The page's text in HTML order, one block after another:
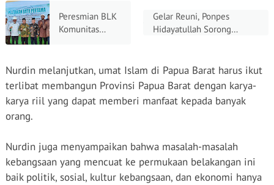
Dorong Standar
Kompetensi
Relawan
Gubernur Papua
Barat Tekankan
Peran Strategis
Bangsa
Peresmian BLK
Komunitas
Sorong
Gelar Reuni, Ponpes
Hidayatullah Sorong
Nurdin melanjutkan, umat Islam di Papua Barat harus ikut
terlibat membangun Provinsi Papua Barat dengan karya-
karya riil yang dapat memberi manfaat kepada banyak
orang.
Nurdin juga menyampaikan bahwa masalah-masalah
kebangsaan yang mencuat ke permukaan belakangan ini
baik politik, sosial, kultur kebangsaan, dan ekonomi hanya